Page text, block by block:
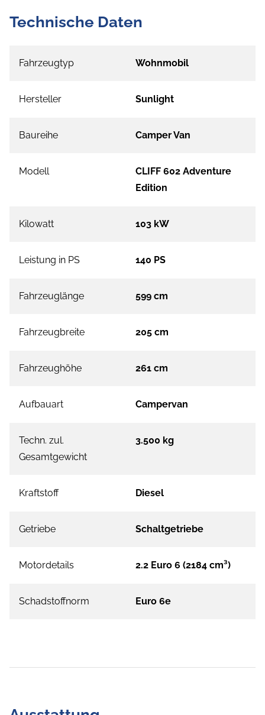
Technische Daten
Fahrzeugtyp Wohnmobil
Hersteller Sunlight
Baureihe Camper Van
Modell
CLIFF 602 Adventure
Edition
Kilowatt 103 kW
Leistung in PS 140 PS
Fahrzeuglänge 599 cm
Fahrzeugbreite 205 cm
Fahrzeughöhe 261 cm
Aufbauart Campervan
Techn. zul.
Gesamtgewicht
3.500 kg
Kraftstoff Diesel
Getriebe Schaltgetriebe
Motordetails 2.2 Euro 6 (2184 cm³)
Schadstoffnorm Euro 6e